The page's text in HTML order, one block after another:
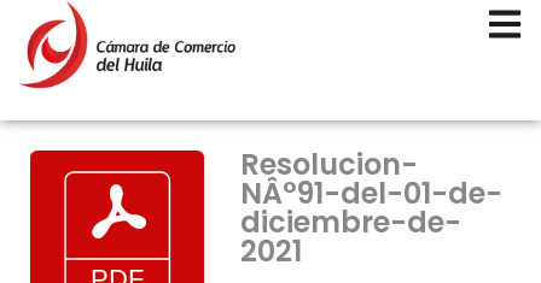
Resolucion-
NÂ°91-del-01-de-
diciembre-de-
2021